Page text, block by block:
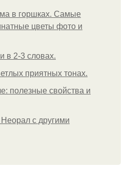
в горшках. Самые
цветы фото и
в 2-3 словах.
приятных тонах.
полезные свойства и
с другими